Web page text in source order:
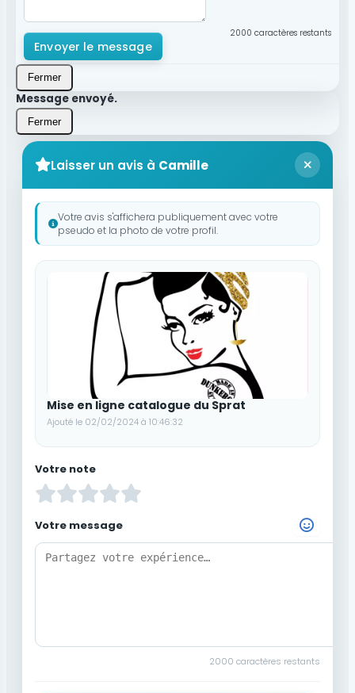
2000 caractères restants
Envoyer le message
Fermer
Message envoyé.
Fermer
Laisser un avis à Camille
Votre avis s'affichera publiquement avec votre
pseudo et la photo de votre profil.
Mise en ligne catalogue du Sprat
Ajouté le 02/02/2024 à 10:46:32
Votre note
Votre message
Choisir un Emoji
2000 caractères restants